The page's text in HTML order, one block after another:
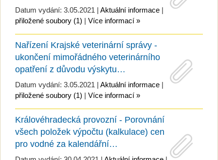
Datum vydání: 3.05.2021 | Aktuální informace |
přiložené soubory (1) | Více informací »
Nařízení Krajské veterinární správy -
ukončení mimořádného veterinárního
opatření z důvodu výskytu…
Datum vydání: 3.05.2021 | Aktuální informace |
přiložené soubory (1) | Více informací »
Královéhradecká provozní - Porovnání
všech položek výpočtu (kalkulace) cen
pro vodné za kalendářní…